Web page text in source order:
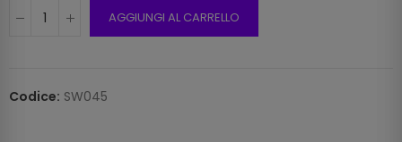
AGGIUNGI AL CARRELLO
Codice: SW045